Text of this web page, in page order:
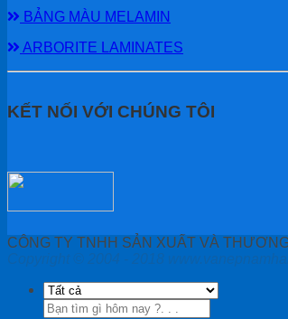
BẢNG MÀU MELAMIN
ARBORITE LAMINATES
KẾT NỐI VỚI CHÚNG TÔI
CÔNG TY TNHH SẢN XUẤT VÀ
Copyright © 2004 - 2018
Tìm